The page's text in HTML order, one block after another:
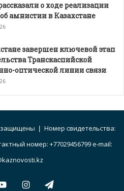
о ходе реализации
амнистии в Казахстане
завершен ключевой этап
Транскаспийской
оптической линии связи
защищены | Номер свидетельства:
номер: +77029456799 e-mail:
YouTubeInstagramTelegram